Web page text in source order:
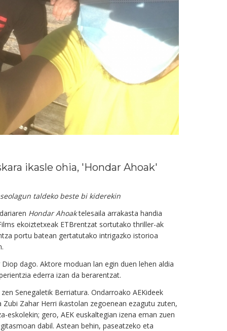
ikasle ohia, 'Hondar Ahoak'
taldeko beste bi kiderekin
Hondar Ahoaktelesaila arrakasta handia
ekoiztetxeak ETBrentzat sortutako thriller-ak
portu batean gertatutako intrigazko istorioa
dago. Aktore moduan lan egin duen lehen aldia
ederra izan da berarentzat.
Senegaletik Berriatura. Ondarroako AEKideek
Zahar Herri ikastolan zegoenean ezagutu zuten,
eskolekin; gero, AEK euskaltegian izena eman zuen
dabil. Astean behin, paseatzeko eta